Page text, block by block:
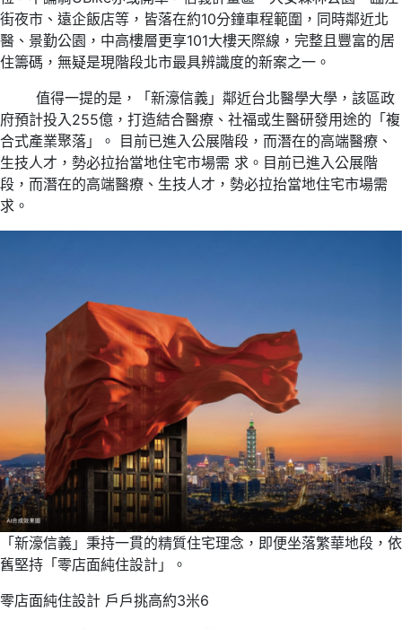
街夜市、遠企飯店等，皆落在約10分鐘車程範圍，同時鄰近北
醫、景勤公園，中高樓層更享101大樓天際線，完整且豐富的居
住籌碼，無疑是現階段北市最具辨識度的新案之一。
值得一提的是，「新濠信義」鄰近台北醫學大學，該區政
府預計投入255億，打造結合醫療、社福或生醫研發用途的「複
合式產業聚落」。 目前已進入公展階段，而潛在的高端醫療、
生技人才，勢必拉抬當地住宅市場需 求。目前已進入公展階
段，而潛在的高端醫療、生技人才，勢必拉抬當地住宅市場需
求。
「新濠信義」秉持一貫的精質住宅理念，即便坐落繁華地段，依
舊堅持「零店面純住設計」。
零店面純住設計 戶戶挑高約3米6